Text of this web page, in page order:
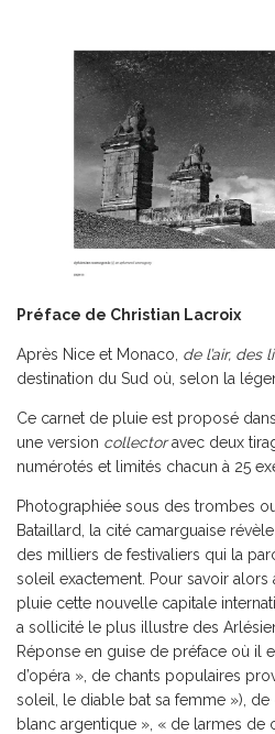
Préface de Christian Lacroix
Après Nice et Monaco, de l’air, des
destination du Sud où, selon la
Ce carnet de pluie est proposé
une version collectoravec deux
numérotés et limités chacun à 25
Photographiée sous des trombes
Bataillard, la cité camarguaise
des milliers de festivaliers qui la
soleil exactement. Pour savoir
pluie cette nouvelle capitale
a sollicité le plus illustre des
Réponse en guise de préface où il
d’opéra », de chants populaires
soleil, le diable bat sa femme »),
blanc argentique », « de larmes de